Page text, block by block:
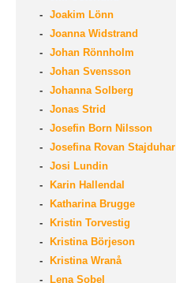
Joakim Lönn
Joanna Widstrand
Johan Rönnholm
Johan Svensson
Johanna Solberg
Jonas Strid
Josefin Born Nilsson
Josefina Rovan Stajduhar
Josi Lundin
Karin Hallendal
Katharina Brugge
Kristin Torvestig
Kristina Börjeson
Kristina Wranå
Lena Sobel